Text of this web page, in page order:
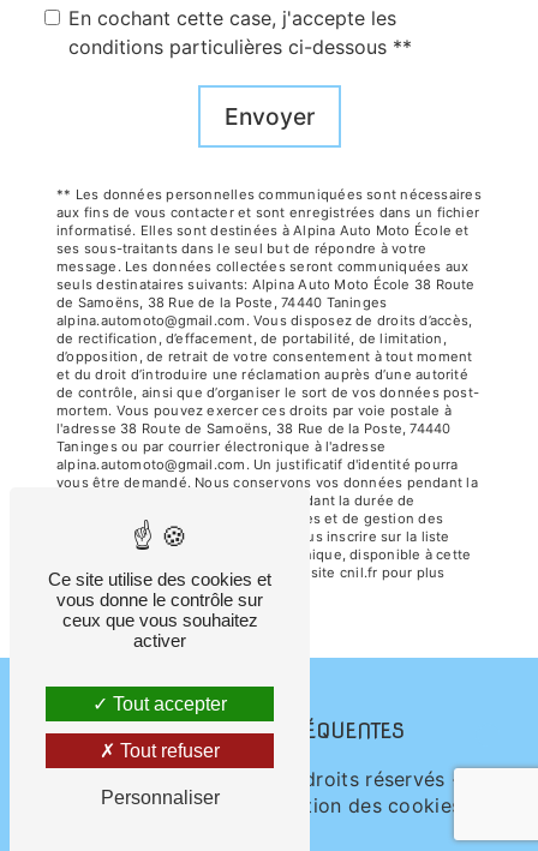
En cochant cette case, j'accepte les
conditions particulières ci-dessous **
Envoyer
** Les données personnelles communiquées sont nécessaires
aux fins de vous contacter et sont enregistrées dans un fichier
informatisé. Elles sont destinées à Alpina Auto Moto École et
ses sous-traitants dans le seul but de répondre à votre
message. Les données collectées seront communiquées aux
seuls destinataires suivants: Alpina Auto Moto École 38 Route
de Samoëns, 38 Rue de la Poste, 74440 Taninges
alpina.automoto@gmail.com. Vous disposez de droits d’accès,
de rectification, d’effacement, de portabilité, de limitation,
d’opposition, de retrait de votre consentement à tout moment
et du droit d’introduire une réclamation auprès d’une autorité
de contrôle, ainsi que d’organiser le sort de vos données post-
mortem. Vous pouvez exercer ces droits par voie postale à
l'adresse 38 Route de Samoëns, 38 Rue de la Poste, 74440
Taninges ou par courrier électronique à l'adresse
alpina.automoto@gmail.com. Un justificatif d'identité pourra
vous être demandé. Nous conservons vos données pendant la
période de prise de contact puis pendant la durée de
prescription légale aux fins probatoires et de gestion des
contentieux. Vous avez le droit de vous inscrire sur la liste
d'opposition au démarchage téléphonique, disponible à cette
adresse: Bloctel.gouv.fr. Consultez le site cnil.fr pour plus
d’informations sur vos droits.
RECHERCHES FRÉQUENTES
- 2026 - Tous droits réservés -
Mentions légales
Gestion des cookies
Ce site utilise des cookies et
vous donne le contrôle sur
ceux que vous souhaitez
activer
Tout accepter
Tout refuser
Personnaliser